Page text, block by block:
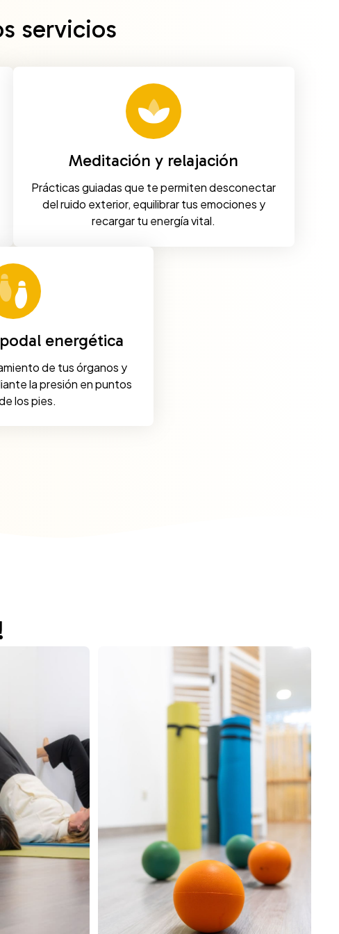
servicios
Meditación y relajación
Prácticas guiadas que te permiten desconectar
del ruido exterior, equilibrar tus emociones y
recargar tu energía vital.
energética
de tus órganos y
la presión en puntos
los pies.